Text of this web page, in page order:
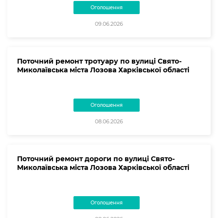
Оголошення
09.06.2026
Поточний ремонт тротуару по вулиці Свято-
Миколаївська міста Лозова Харківської області
Оголошення
08.06.2026
Поточний ремонт дороги по вулиці Свято-
Миколаївська міста Лозова Харківської області
Оголошення